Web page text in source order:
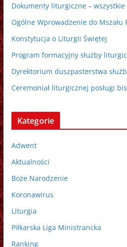
Dokumenty liturgiczne – wszystkie
Ogólne Wprowadzenie do Mszału
Konstytucja o Liturgii Świętej
Program formacyjny służby
Dyrektorium duszpasterstwa
Ceremoniał liturgicznej posługi
Kategorie
Adwent
Aktualności
Boże Narodzenie
Koronawirus
Liturgia
Piłkarska Liga Ministrancka
Ranking